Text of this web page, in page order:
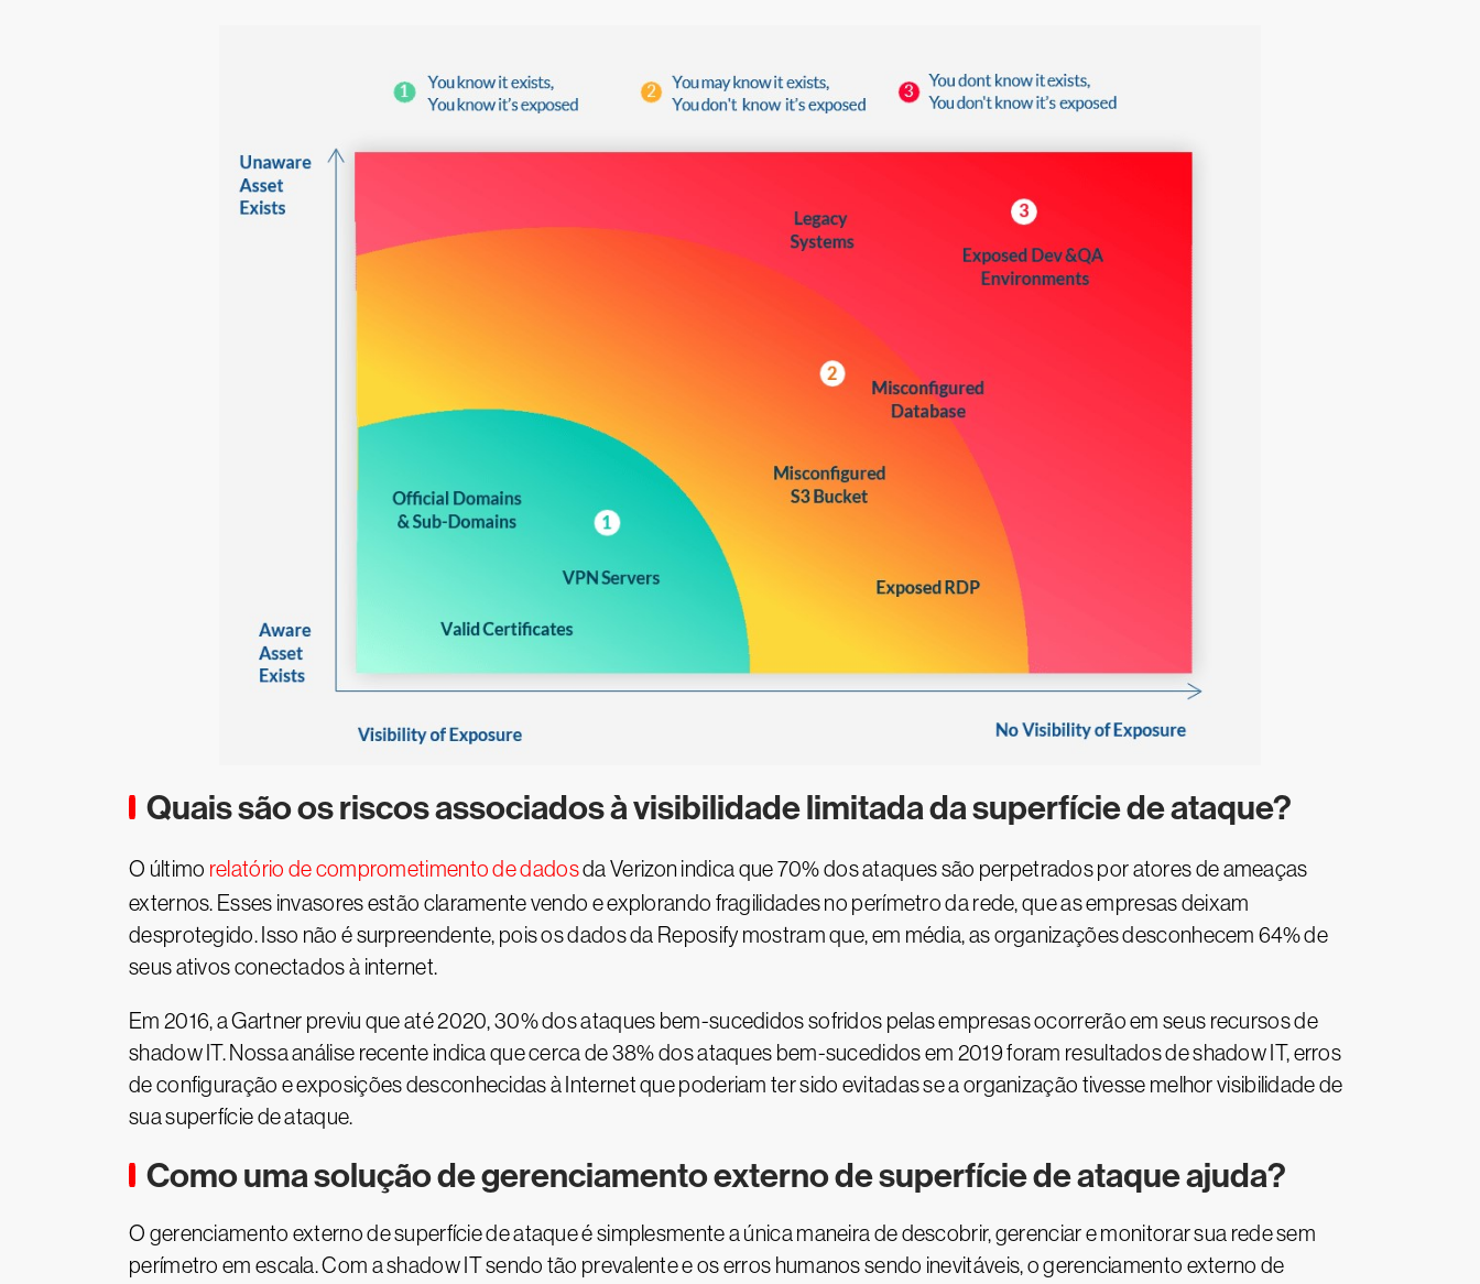
Quais são os riscos associados à visibilidade limitada da superfície de ataque?
O último relatório de comprometimento de dadosda Verizon indica que 70% dos ataques são perpetrados por atores de ameaças
externos. Esses invasores estão claramente vendo e explorando fragilidades no perímetro da rede, que as empresas deixam
desprotegido. Isso não é surpreendente, pois os dados da Reposify mostram que, em média, as organizações desconhecem 64% de
seus ativos conectados à internet.
Em 2016, a Gartner previu que até 2020, 30% dos ataques bem-sucedidos sofridos pelas empresas ocorrerão em seus recursos de
shadow IT. Nossa análise recente indica que cerca de 38% dos ataques bem-sucedidos em 2019 foram resultados de shadow IT, erros
de configuração e exposições desconhecidas à Internet que poderiam ter sido evitadas se a organização tivesse melhor visibilidade de
sua superfície de ataque.
Como uma solução de gerenciamento externo de superfície de ataque ajuda?
O gerenciamento externo de superfície de ataque é simplesmente a única maneira de descobrir, gerenciar e monitorar sua rede sem
perímetro em escala. Com a shadow IT sendo tão prevalente e os erros humanos sendo inevitáveis, o gerenciamento externo de